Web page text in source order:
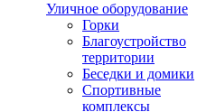
Уличное оборудование
Горки
Благоустройство
территории
Беседки и домики
Спортивные
комплексы